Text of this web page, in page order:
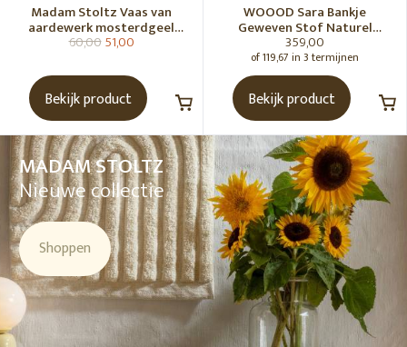
Madam Stoltz Vaas van
aardewerk mosterdgeel
naturel
60,0051,00
Bekijk product
WOOOD Sara Bankje
Geweven Stof Naturel
Melange [Fsc]
359,00
of 119,67 in 3 termijnen
Bekijk product
MADAM STOLTZ
Nieuwe collectie
Shoppen